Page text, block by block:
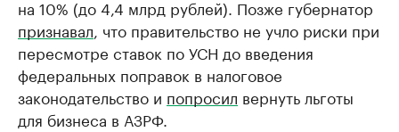
на 10% (до 4,4 млрд рублей). Позже губернатор
признавал, что правительство не учло риски при
пересмотре ставок по УСН до введения
федеральных поправок в налоговое
законодательство и попросил вернуть льготы
для бизнеса в АЗРФ.